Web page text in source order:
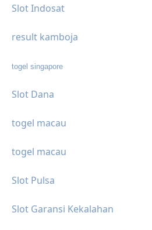
Slot Indosat
result kamboja
togel singapore
Slot Dana
togel macau
togel macau
Slot Pulsa
Slot Garansi Kekalahan